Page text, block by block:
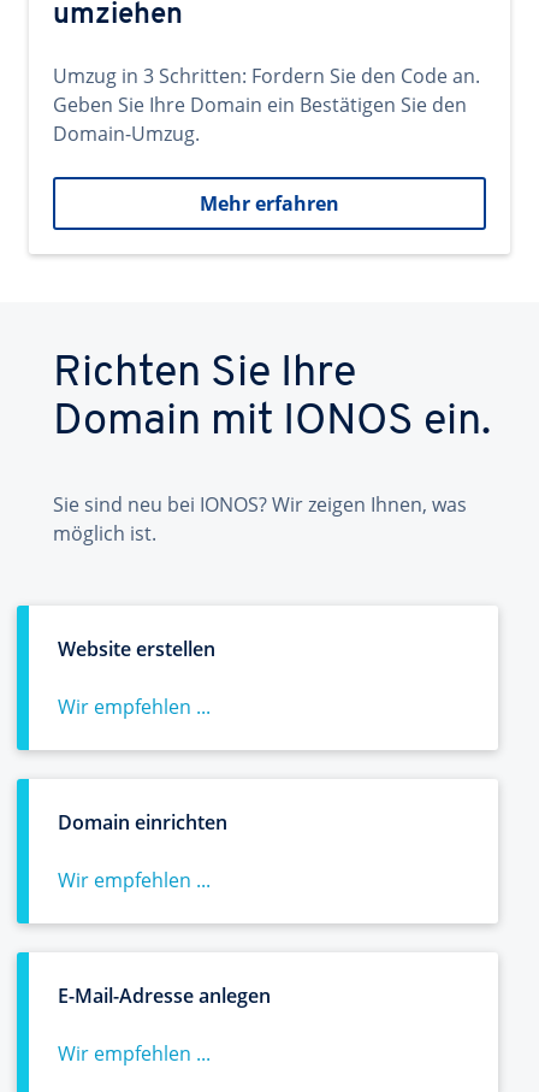
umziehen
Umzug in 3 Schritten: Fordern Sie den Code an.
Geben Sie Ihre Domain ein Bestätigen Sie den
Domain-Umzug.
Mehr erfahren
Richten Sie Ihre
Domain mit IONOS ein.
Sie sind neu bei IONOS? Wir zeigen Ihnen, was
möglich ist.
Website erstellen
Wir empfehlen ...
Domain einrichten
Wir empfehlen ...
E-Mail-Adresse anlegen
Wir empfehlen ...